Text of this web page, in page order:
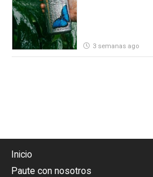
3 semanas ago
Inicio
Paute con nosotros